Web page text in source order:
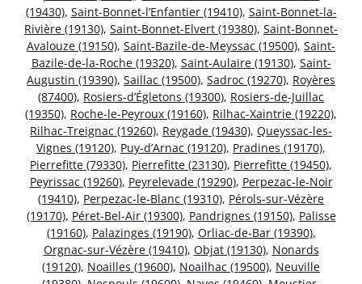
(19430), Saint-Bonnet-l’Enfantier (19410), Saint-Bonnet-la-
Rivière (19130), Saint-Bonnet-Elvert (19380), Saint-Bonnet-
Avalouze (19150), Saint-Bazile-de-Meyssac (19500), Saint-
Bazile-de-la-Roche (19320), Saint-Aulaire (19130), Saint-
Augustin (19390), Saillac (19500), Sadroc (19270), Royères
(87400), Rosiers-d’Égletons (19300), Rosiers-de-Juillac
(19350), Roche-le-Peyroux (19160), Rilhac-Xaintrie (19220),
Rilhac-Treignac (19260), Reygade (19430), Queyssac-les-
Vignes (19120), Puy-d’Arnac (19120), Pradines (19170),
Pierrefitte (79330), Pierrefitte (23130), Pierrefitte (19450),
Peyrissac (19260), Peyrelevade (19290), Perpezac-le-Noir
(19410), Perpezac-le-Blanc (19310), Pérols-sur-Vézère
(19170), Péret-Bel-Air (19300), Pandrignes (19150), Palisse
(19160), Palazinges (19190), Orliac-de-Bar (19390),
Orgnac-sur-Vézère (19410), Objat (19130), Nonards
(19120), Noailles (19600), Noailhac (19500), Neuville